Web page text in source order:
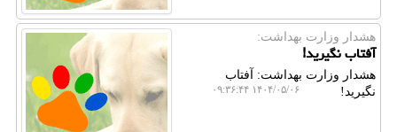
هشدار وزارت بهداشت:
آفتاب نگیرید!
هشدار وزارت بهداشت: آفتاب
نگیرید!
۱۴۰۴/۰۵/۰۶ ۰۹:۳۶:۴۴